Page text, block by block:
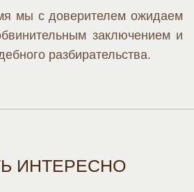
мы с доверителем ожидаем
заключением и
разбирательства.
ИНТЕРЕСНО